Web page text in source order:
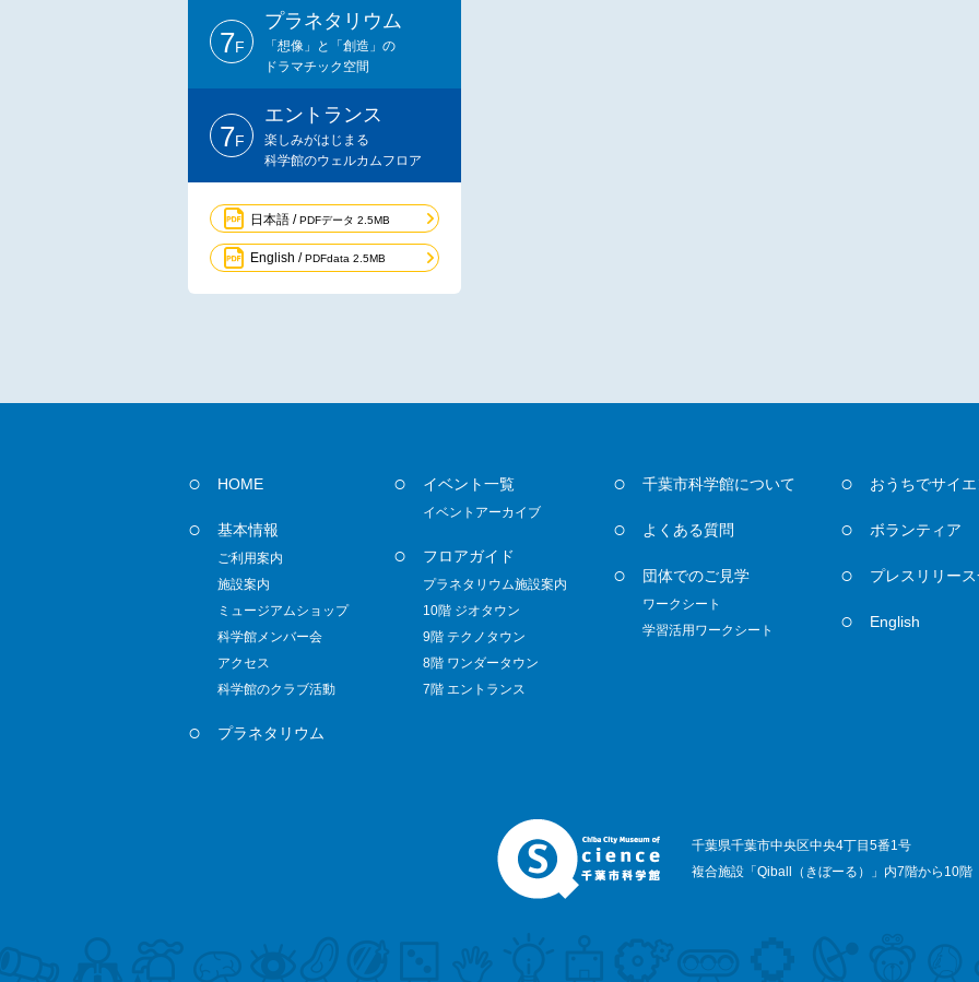
7F
プラネタリウム
「想像」と「創造」の
ドラマチック空間
7F
エントランス
楽しみがはじまる
科学館のウェルカムフロア
日本語 /PDFデータ 2.5MB
English /PDFdata 2.5MB
HOME
基本情報
ご利用案内
施設案内
ミュージアムショップ
科学館メンバー会
アクセス
科学館のクラブ活動
プラネタリウム
イベント一覧
イベントアーカイブ
フロアガイド
プラネタリウム施設案内
10階 ジオタウン
9階 テクノタウン
8階 ワンダータウン
7階 エントランス
千葉市科学館について
よくある質問
団体でのご見学
ワークシート
学習活用ワークシート
おうちでサイエ
ボランティア
プレスリリー
English
千葉県千葉市中央区中央4丁目5番1号
複合施設「Qiball（きぼーる）」内7階から10階